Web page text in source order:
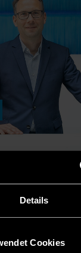
Details
Cookies